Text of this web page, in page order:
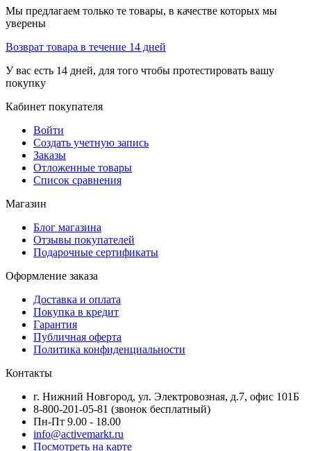
Мы предлагаем только те товары, в качестве которых мы
уверены
Возврат товара в течение 14 дней
У вас есть 14 дней, для того чтобы протестировать вашу
покупку
Кабинет покупателя
Войти
Создать учетную запись
Заказы
Отложенные товары
Список сравнения
Магазин
Блог магазина
Отзывы покупателей
Подарочные сертификаты
Оформление заказа
Доставка и оплата
Покупка в кредит
Гарантия
Публичная оферта
Политика конфиденциальности
Контакты
г. Нижний Новгород, ул. Электровозная, д.7, офис 101Б
8-800-201-05-81 (звонок бесплатный)
Пн-Пт 9.00 - 18.00
info@activemarkt.ru
Посмотреть на карте